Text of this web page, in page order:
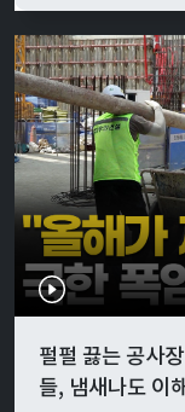
펄펄 끓는 공사
들, 냄새나도 이